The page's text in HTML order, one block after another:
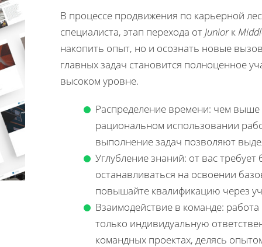
В процессе продвижения по карьерной
специалиста, этап перехода отJuniorк
накопить опыт, но и осознать новые
главных задач становится полноценное
высоком уровне.
Распределение времени: чем
рациональном использовании
выполнение задач позволяют
Углубление знаний: от вас
останавливаться на освоении
повышайте квалификацию через
Взаимодействие в команде:
только индивидуальную
командных проектах, делясь